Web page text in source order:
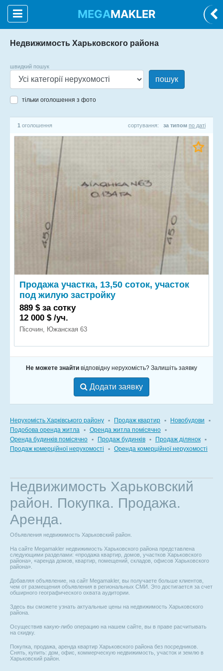
MEGAMAKLER
Недвижимость Харьковского района
швидкий пошук
пошук
тільки оголошення з фото
1 оголошення сортування: за типом по даті
Продажа участка, 13,50 соток, участок
под жилую застройку
889 $ за сотку
12 000 $ /уч.
Пісочин, Южанская 63
Не можете знайти відповідну нерухомість? Залишіть заявку
Додати заявку
Нерухомість Харківського району ▪ Продаж квартир ▪ Новобудови
▪
Подобова оренда житла
▪ Оренда житла помісячно ▪
Оренда будинків помісячно ▪ Продаж будинків ▪ Продаж ділянок ▪
Продаж комерційної нерухомості
▪ Оренда комерційної нерухомості
Недвижимость Харьковский
район. Покупка. Продажа.
Аренда.
Объявления недвижимость Харьковский район.
На сайте Megamakler недвижимость Харьковского района представлена
следующими разделами: «продажа квартир, домов, участков Харьковского
района», «аренда домов, квартир, помещений, складов, офисов Харьковского
района».
Добавляя объявление, на сайт Megamakler, вы получаете больше клиентов,
чем от размещения объявления в региональных СМИ. Это достигается за счет
обширного географического охвата аудитории.
Здесь вы сможете узнать актуальные цены на недвижимость Харьковского
района.
Осуществив какую-либо операцию на нашем сайте, вы в праве расчитывать
на скидку.
Покупка, продажа, аренда квартир Харьковского района без посредников.
Снять, купить: дом, офис, коммерческую недвижимость, участок и землю в
Харьковский район.